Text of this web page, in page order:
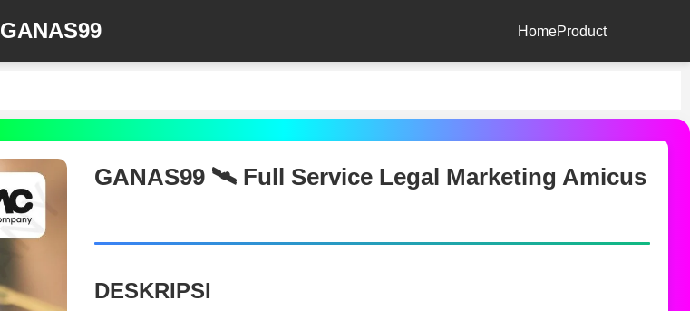
GANAS99 HomeProduct
GANAS99 🛰️‍ Full Service Legal Marketing Amicus
DESKRIPSI